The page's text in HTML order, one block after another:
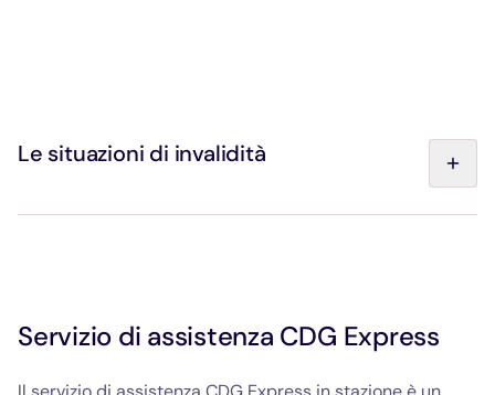
Le situazioni di invalidità
Carta di invalidità o CMI "Invalidità" con
sovramenzione "BA"
Servizio di assistenza CDG Express